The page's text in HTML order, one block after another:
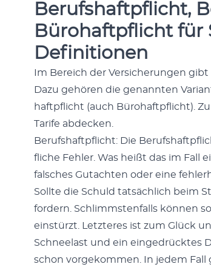
Berufshaftpflicht,
Bürohaftpflicht für
Definitionen
Im Bere­ich der Ver­sicherun­gen gibt
Dazu gehören die genan­nten
haftpflicht (auch Büro­haftpflicht).
Tar­ife abdeck­en.
Beruf­shaftpflicht: Die
fliche Fehler. Was heißt das im Fall
falsches Gutacht­en oder eine
Sollte die Schuld tat­säch­lich beim
fordern. Schlimm­sten­falls kön­nen
ein­stürzt. Let­zteres ist zum Glück
Schnee­last und ein einge­drück­tes
schon vorgekom­men. In jedem